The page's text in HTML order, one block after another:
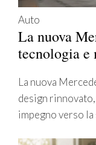
Auto
La nuova
tecnologia
La nuova
design
impegno verso